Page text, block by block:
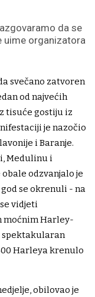
da se
uime organizatora
svečano zatvoren
od najvećih
tisuće gostiju iz
je nazočio
i Baranje.
Medulinu i
odzvanjalo je
se okrenuli - na
vidjeti
moćnim Harley-
spektakularan
Harleya krenulo
obilovao je